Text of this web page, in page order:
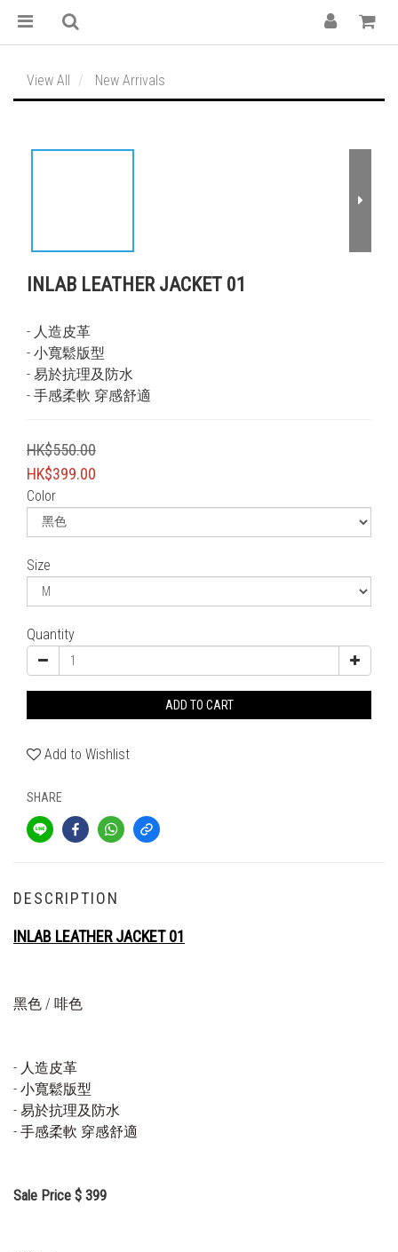
View All New Arrivals
INLAB LEATHER JACKET 01
- 人造皮革
- 小寬鬆版型
- 易於抗理及防水
- 手感柔軟 穿感舒適
HK$550.00
HK$399.00
Color
Size
Quantity
ADD TO CART
Add to Wishlist
SHARE
DESCRIPTION
INLAB LEATHER JACKET 01
黑色 / 啡色
- 人造皮革
- 小寬鬆版型
- 易於抗理及防水
- 手感柔軟 穿感舒適
Sale Price $ 399